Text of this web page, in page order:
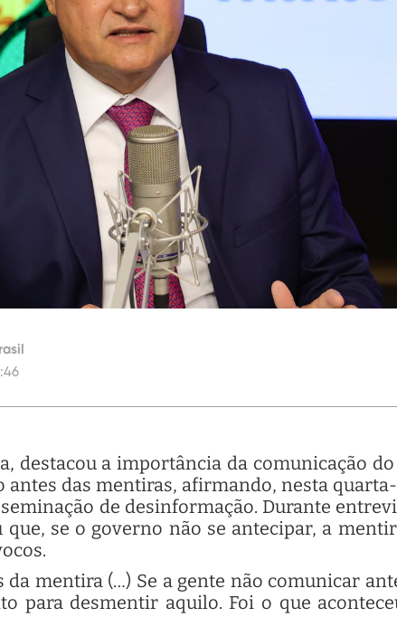
destacou a importância da comunicação
antes das mentiras, afirmando, nesta
de desinformação. Durante
que, se o governo não se antecipar, a
da mentira (…) Se a gente não comunicar
para desmentir aquilo. Foi o que